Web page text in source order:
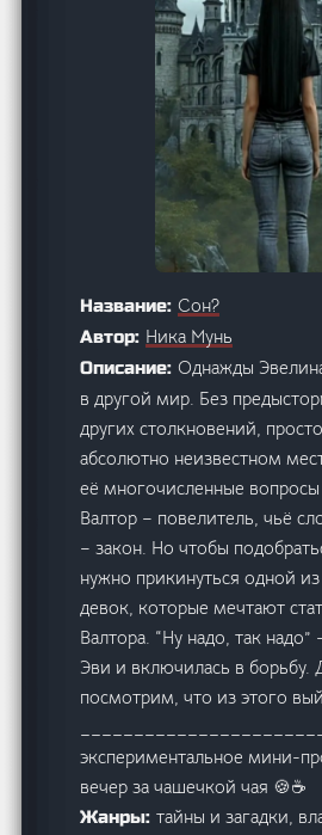
Название:Сон?
Автор: Ника Мунь
Описание:Однажды
в другой мир. Без
других столкновений,
абсолютно неизвестном
её многочисленные
Валтор – повелитель, чьё
– закон. Но чтобы
нужно прикинуться одной из
девок, которые мечтают
Валтора. “Ну надо, так надо”
Эви и включилась в борьбу.
посмотрим, что из этого
экспериментальное мини-
вечер за чашечкой чая 🍪☕
Жанры:тайны и загадки,